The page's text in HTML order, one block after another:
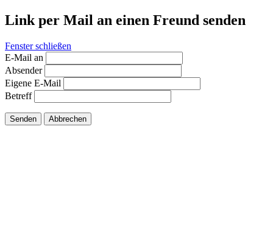
Link per Mail an einen Freund senden
Fenster schließen
E-Mail an
Absender
Eigene E-Mail
Betreff
Senden Abbrechen